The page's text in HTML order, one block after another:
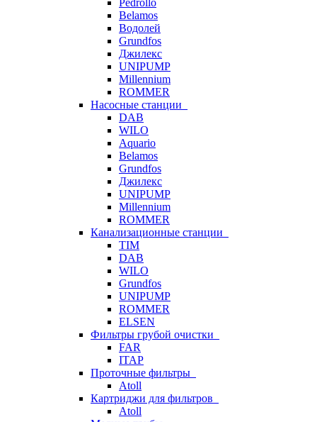
Pedrollo
Belamos
Водолей
Grundfos
Джилекс
UNIPUMP
Millennium
ROMMER
Насосные станции
DAB
WILO
Aquario
Belamos
Grundfos
Джилекс
UNIPUMP
Millennium
ROMMER
Канализационные станции
TIM
DAB
WILO
Grundfos
UNIPUMP
ROMMER
ELSEN
Фильтры грубой очистки
FAR
ITAP
Проточные фильтры
Atoll
Картриджи для фильтров
Atoll